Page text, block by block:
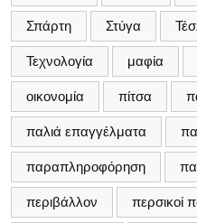
Σπάρτη Στύγα
Τεχνολογία μαφία
οικονομία πίτσα
παλιά επαγγέλματα
παραπληροφόρηση
περιβάλλον περσικοί